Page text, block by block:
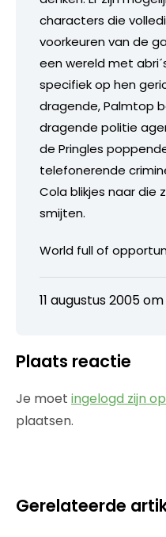
characters die
voorkeuren van de
een wereld met
specifiek op hen
dragende, Palmtop
dragende politie
de Pringles
telefonerende
Cola blikjes naar
smijten.
World full of
11 augustus 2005 om
Plaats reactie
Je moet ingelogd zijn op
plaatsen.
Gerelateerde